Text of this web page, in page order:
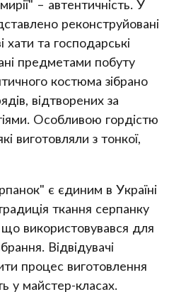
– автентичність. У
реконструйовані
хати та господарські
предметами побуту
костюма зібрано
відтворених за
Особливою гордістю
виготовляли з тонкої,
є єдиним в Україні
ткання серпанку
що використовувався для
Відвідувачі
процес виготовлення
у майстер-класах.